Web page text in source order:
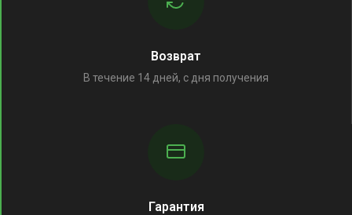
Возврат
В течение 14 дней, с дня получения
Гарантия